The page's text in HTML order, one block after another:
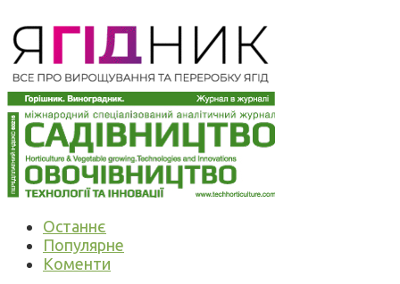
Останнє
Популярне
Коменти